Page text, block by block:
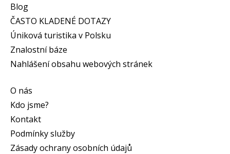
Blog
ČASTO KLADENÉ DOTAZY
Úniková turistika v Polsku
Znalostní báze
Nahlášení obsahu webových stránek
O nás
Kdo jsme?
Kontakt
Podmínky služby
Zásady ochrany osobních údajů